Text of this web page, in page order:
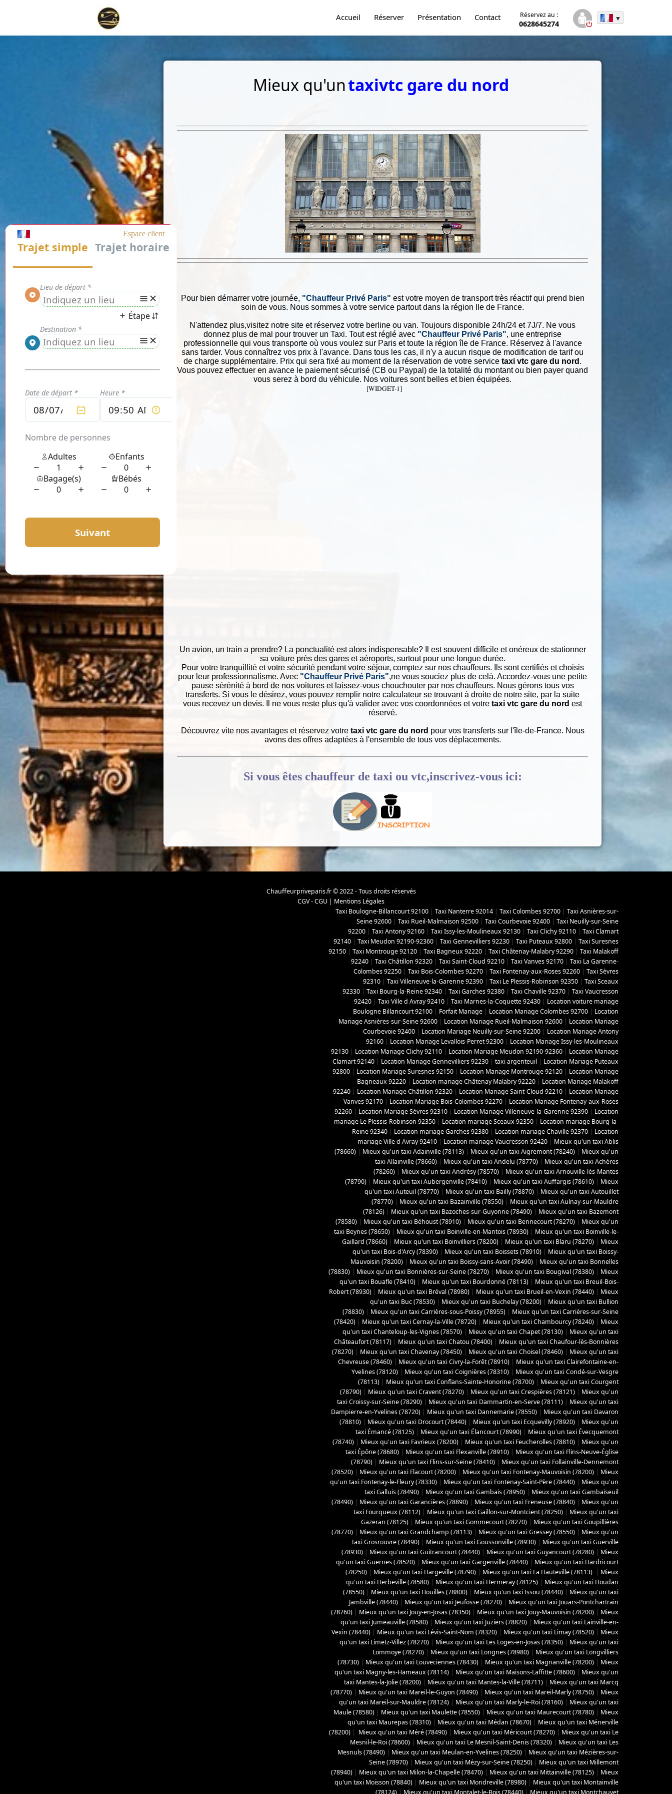
Accueil Réserver Présentation Contact Réservez au :
0628645274
Mieux qu'untaxivtc gare du nord
Pour bien démarrer votre journée, "Chauffeur Privé Paris" est votre moyen de transport très réactif qui prend bien
soin de vous. Nous sommes à votre service partout dans la région Ile de France.
N'attendez plus,visitez notre site et réservez votre berline ou van. Toujours disponible 24h/24 et 7J/7. Ne vous
donnez plus de mal pour trouver un Taxi. Tout est réglé avec "Chauffeur Privé Paris", une entreprise
professionnelle qui vous transporte où vous voulez sur Paris et toute la région île de France. Réservez à l'avance
sans tarder. Vous connaîtrez vos prix à l'avance. Dans tous les cas, il n'y a aucun risque de modification de tarif ou
de charge supplémentaire. Prix qui sera fixé au moment de la réservation de votre service taxi vtc gare du nord .
Vous pouvez effectuer en avance le paiement sécurisé (CB ou Paypal) de la totalité du montant ou bien payer quand
vous serez à bord du véhicule. Nos voitures sont belles et bien équipées.
[WIDGET-1]
Un avion, un train a prendre? La ponctualité est alors indispensable? Il est souvent difficile et onéreux de stationner
sa voiture près des gares et aéroports, surtout pour une longue durée.
Pour votre tranquillité et votre sécurité pendant votre séjour, comptez sur nos chauffeurs. Ils sont certifiés et choisis
pour leur professionnalisme. Avec "Chauffeur Privé Paris",ne vous souciez plus de celà. Accordez-vous une petite
pause sérénité à bord de nos voitures et laissez-vous chouchouter par nos chauffeurs. Nous gérons tous vos
transferts. Si vous le désirez, vous pouvez remplir notre calculateur se trouvant à droite de notre site, par la suite
vous recevez un devis. Il ne vous reste plus qu'à valider avec vos coordonnées et votre taxi vtc gare du nord est
réservé.
Découvrez vite nos avantages et réservez votre taxi vtc gare du nord pour vos transferts sur l'île-de-France. Nous
avons des offres adaptées à l'ensemble de tous vos déplacements.
Si vous êtes chauffeur de taxi ou vtc,inscrivez-vous ici:
Chauffeurpriveparis.fr © 2022 - Tous droits réservés
CGV - CGU | Mentions Légales
Taxi Boulogne-Billancourt 92100 | Taxi Nanterre 92014 | Taxi Colombes 92700 | Taxi Asnières-sur-
Seine 92600 | Taxi Rueil-Malmaison 92500 | Taxi Courbevoie 92400 | Taxi Neuilly-sur-Seine
92200 | Taxi Antony 92160 | Taxi Issy-les-Moulineaux 92130 | Taxi Clichy 92110 | Taxi Clamart
92140 | Taxi Meudon 92190-92360 | Taxi Gennevilliers 92230 | Taxi Puteaux 92800 | Taxi Suresnes
92150 | Taxi Montrouge 92120 | Taxi Bagneux 92220 | Taxi Châtenay-Malabry 92290 | Taxi Malakoff
92240 | Taxi Châtillon 92320 | Taxi Saint-Cloud 92210 | Taxi Vanves 92170 | Taxi La Garenne-
Colombes 92250 | Taxi Bois-Colombes 92270 | Taxi Fontenay-aux-Roses 92260 | Taxi Sèvres
92310 | Taxi Villeneuve-la-Garenne 92390 | Taxi Le Plessis-Robinson 92350 | Taxi Sceaux
92330 | Taxi Bourg-la-Reine 92340 | Taxi Garches 92380 | Taxi Chaville 92370 | Taxi Vaucresson
92420 | Taxi Ville d Avray 92410 | Taxi Marnes-la-Coquette 92430 | Location voiture mariage
Boulogne Billancourt 92100 | Forfait Mariage | Location Mariage Colombes 92700 | Location
Mariage Asnières-sur-Seine 92600 | Location Mariage Rueil-Malmaison 92600 | Location Mariage
Courbevoie 92400 | Location Mariage Neuilly-sur-Seine 92200 | Location Mariage Antony
92160 | Location Mariage Levallois-Perret 92300 | Location Mariage Issy-les-Moulineaux
92130 | Location Mariage Clichy 92110 | Location Mariage Meudon 92190-92360 | Location Mariage
Clamart 92140 | Location Mariage Gennevilliers 92230 | taxi argenteuil | Location Mariage Puteaux
92800 | Location Mariage Suresnes 92150 | Location Mariage Montrouge 92120 | Location Mariage
Bagneaux 92220 | Location mariage Châtenay Malabry 92220 | Location Mariage Malakoff
92240 | Location Mariage Châtillon 92320 | Location Mariage Saint-Cloud 92210 | Location Mariage
Vanves 92170 | Location Mariage Bois-Colombes 92270 | Location Mariage Fontenay-aux-Roses
92260 | Location Mariage Sèvres 92310 | Location Mariage Villeneuve-la-Garenne 92390 | Location
mariage Le Plessis-Robinson 92350 | Location mariage Sceaux 92350 | Location mariage Bourg-la-
Reine 92340 | Location mariage Garches 92380 | Location mariage Chaville 92370 | Location
mariage Ville d Avray 92410 | Location mariage Vaucresson 92420 | Mieux qu'un taxi Ablis
(78660) | Mieux qu'un taxi Adainville (78113) | Mieux qu'un taxi Aigremont (78240) | Mieux qu'un
taxi Allainville (78660) | Mieux qu'un taxi Andelu (78770) | Mieux qu'un taxi Achères
(78260) | Mieux qu'un taxi Andrésy (78570) | Mieux qu'un taxi Arnouville-lès-Mantes
(78790) | Mieux qu'un taxi Aubergenville (78410) | Mieux qu'un taxi Auffargis (78610) | Mieux
qu'un taxi Auteuil (78770) | Mieux qu'un taxi Bailly (78870) | Mieux qu'un taxi Autouillet
(78770) | Mieux qu'un taxi Bazainville (78550) | Mieux qu'un taxi Aulnay-sur-Mauldre
(78126) | Mieux qu'un taxi Bazoches-sur-Guyonne (78490) | Mieux qu'un taxi Bazemont
(78580) | Mieux qu'un taxi Béhoust (78910) | Mieux qu'un taxi Bennecourt (78270) | Mieux qu'un
taxi Beynes (78650) | Mieux qu'un taxi Boinville-en-Mantois (78930) | Mieux qu'un taxi Boinville-le-
Gaillard (78660) | Mieux qu'un taxi Boinvilliers (78200) | Mieux qu'un taxi Blaru (78270) | Mieux
qu'un taxi Bois-d'Arcy (78390) | Mieux qu'un taxi Boissets (78910) | Mieux qu'un taxi Boissy-
Mauvoisin (78200) | Mieux qu'un taxi Boissy-sans-Avoir (78490) | Mieux qu'un taxi Bonnelles
(78830) | Mieux qu'un taxi Bonnières-sur-Seine (78270) | Mieux qu'un taxi Bougival (78380) | Mieux
qu'un taxi Bouafle (78410) | Mieux qu'un taxi Bourdonné (78113) | Mieux qu'un taxi Breuil-Bois-
Robert (78930) | Mieux qu'un taxi Bréval (78980) | Mieux qu'un taxi Brueil-en-Vexin (78440) | Mieux
qu'un taxi Buc (78530) | Mieux qu'un taxi Buchelay (78200) | Mieux qu'un taxi Bullion
(78830) | Mieux qu'un taxi Carrières-sous-Poissy (78955) | Mieux qu'un taxi Carrières-sur-Seine
(78420) | Mieux qu'un taxi Cernay-la-Ville (78720) | Mieux qu'un taxi Chambourcy (78240) | Mieux
qu'un taxi Chanteloup-les-Vignes (78570) | Mieux qu'un taxi Chapet (78130) | Mieux qu'un taxi
Châteaufort (78117) | Mieux qu'un taxi Chatou (78400) | Mieux qu'un taxi Chaufour-lès-Bonnières
(78270) | Mieux qu'un taxi Chavenay (78450) | Mieux qu'un taxi Choisel (78460) | Mieux qu'un taxi
Chevreuse (78460) | Mieux qu'un taxi Civry-la-Forêt (78910) | Mieux qu'un taxi Clairefontaine-en-
Yvelines (78120) | Mieux qu'un taxi Coignières (78310) | Mieux qu'un taxi Condé-sur-Vesgre
(78113) | Mieux qu'un taxi Conflans-Sainte-Honorine (78700) | Mieux qu'un taxi Courgent
(78790) | Mieux qu'un taxi Cravent (78270) | Mieux qu'un taxi Crespières (78121) | Mieux qu'un
taxi Croissy-sur-Seine (78290) | Mieux qu'un taxi Dammartin-en-Serve (78111) | Mieux qu'un taxi
Dampierre-en-Yvelines (78720) | Mieux qu'un taxi Dannemarie (78550) | Mieux qu'un taxi Davaron
(78810) | Mieux qu'un taxi Drocourt (78440) | Mieux qu'un taxi Ecquevilly (78920) | Mieux qu'un
taxi Émancé (78125) | Mieux qu'un taxi Élancourt (78990) | Mieux qu'un taxi Évecquemont
(78740) | Mieux qu'un taxi Favrieux (78200) | Mieux qu'un taxi Feucherolles (78810) | Mieux qu'un
taxi Épône (78680) | Mieux qu'un taxi Flexanville (78910) | Mieux qu'un taxi Flins-Neuve-Église
(78790) | Mieux qu'un taxi Flins-sur-Seine (78410) | Mieux qu'un taxi Follainville-Dennemont
(78520) | Mieux qu'un taxi Flacourt (78200) | Mieux qu'un taxi Fontenay-Mauvoisin (78200) | Mieux
qu'un taxi Fontenay-le-Fleury (78330) | Mieux qu'un taxi Fontenay-Saint-Père (78440) | Mieux qu'un
taxi Galluis (78490) | Mieux qu'un taxi Gambais (78950) | Mieux qu'un taxi Gambaiseuil
(78490) | Mieux qu'un taxi Garancières (78890) | Mieux qu'un taxi Freneuse (78840) | Mieux qu'un
taxi Fourqueux (78112) | Mieux qu'un taxi Gaillon-sur-Montcient (78250) | Mieux qu'un taxi
Gazeran (78125) | Mieux qu'un taxi Gommecourt (78270) | Mieux qu'un taxi Goupillières
(78770) | Mieux qu'un taxi Grandchamp (78113) | Mieux qu'un taxi Gressey (78550) | Mieux qu'un
taxi Grosrouvre (78490) | Mieux qu'un taxi Goussonville (78930) | Mieux qu'un taxi Guerville
(78930) | Mieux qu'un taxi Guitrancourt (78440) | Mieux qu'un taxi Guyancourt (78280) | Mieux
qu'un taxi Guernes (78520) | Mieux qu'un taxi Gargenville (78440) | Mieux qu'un taxi Hardricourt
(78250) | Mieux qu'un taxi Hargeville (78790) | Mieux qu'un taxi La Hauteville (78113) | Mieux
qu'un taxi Herbeville (78580) | Mieux qu'un taxi Hermeray (78125) | Mieux qu'un taxi Houdan
(78550) | Mieux qu'un taxi Houilles (78800) | Mieux qu'un taxi Issou (78440) | Mieux qu'un taxi
Jambville (78440) | Mieux qu'un taxi Jeufosse (78270) | Mieux qu'un taxi Jouars-Pontchartrain
(78760) | Mieux qu'un taxi Jouy-en-Josas (78350) | Mieux qu'un taxi Jouy-Mauvoisin (78200) | Mieux
qu'un taxi Jumeauville (78580) | Mieux qu'un taxi Juziers (78820) | Mieux qu'un taxi Lainville-en-
Vexin (78440) | Mieux qu'un taxi Lévis-Saint-Nom (78320) | Mieux qu'un taxi Limay (78520) | Mieux
qu'un taxi Limetz-Villez (78270) | Mieux qu'un taxi Les Loges-en-Josas (78350) | Mieux qu'un taxi
Lommoye (78270) | Mieux qu'un taxi Longnes (78980) | Mieux qu'un taxi Longvilliers
(78730) | Mieux qu'un taxi Louveciennes (78430) | Mieux qu'un taxi Magnanville (78200) | Mieux
qu'un taxi Magny-les-Hameaux (78114) | Mieux qu'un taxi Maisons-Laffitte (78600) | Mieux qu'un
taxi Mantes-la-Jolie (78200) | Mieux qu'un taxi Mantes-la-Ville (78711) | Mieux qu'un taxi Marcq
(78770) | Mieux qu'un taxi Mareil-le-Guyon (78490) | Mieux qu'un taxi Mareil-Marly (78750) | Mieux
qu'un taxi Mareil-sur-Mauldre (78124) | Mieux qu'un taxi Marly-le-Roi (78160) | Mieux qu'un taxi
Maule (78580) | Mieux qu'un taxi Maulette (78550) | Mieux qu'un taxi Maurecourt (78780) | Mieux
qu'un taxi Maurepas (78310) | Mieux qu'un taxi Médan (78670) | Mieux qu'un taxi Ménerville
(78200) | Mieux qu'un taxi Méré (78490) | Mieux qu'un taxi Méricourt (78270) | Mieux qu'un taxi Le
Mesnil-le-Roi (78600) | Mieux qu'un taxi Le Mesnil-Saint-Denis (78320) | Mieux qu'un taxi Les
Mesnuls (78490) | Mieux qu'un taxi Meulan-en-Yvelines (78250) | Mieux qu'un taxi Mézières-sur-
Seine (78970) | Mieux qu'un taxi Mézy-sur-Seine (78250) | Mieux qu'un taxi Millemont
(78940) | Mieux qu'un taxi Milon-la-Chapelle (78470) | Mieux qu'un taxi Mittainville (78125) | Mieux
qu'un taxi Moisson (78840) | Mieux qu'un taxi Mondreville (78980) | Mieux qu'un taxi Montainville